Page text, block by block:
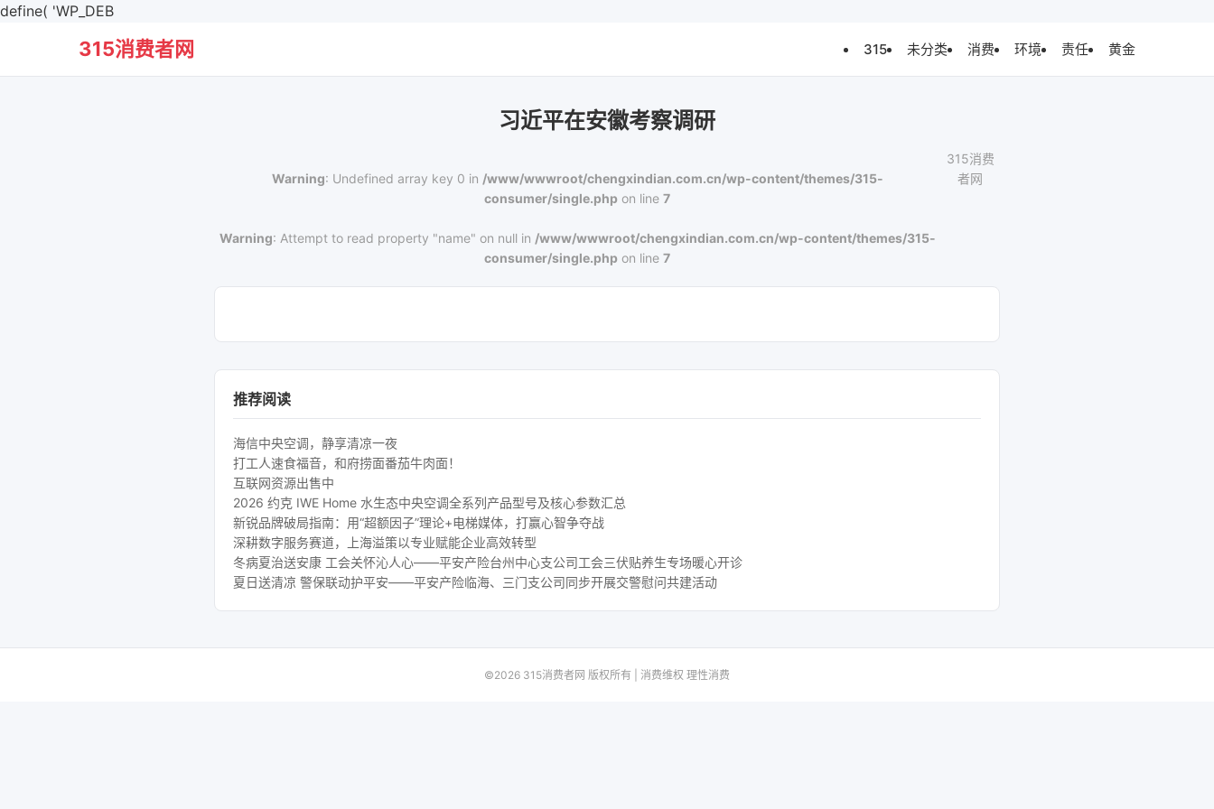
define( 'WP_DEB
315消费者网 315 未分类 消费 环境 责任 黄金
习近平在安徽考察调研
Warning: Undefined array key 0 in /www/wwwroot/chengxindian.com.cn/wp-content/themes/315-
consumer/single.php on line7
Warning: Attempt to read property "name" on null in /www/wwwroot/chengxindian.com.cn/wp-content/themes/315-
consumer/single.php on line7
315消费
者网
推荐阅读
海信中央空调，静享清凉一夜
打工人速食福音，和府捞面番茄牛肉面！
互联网资源出售中
2026 约克 IWE Home 水生态中央空调全系列产品型号及核心参数汇总
新锐品牌破局指南：用“超额因子”理论+电梯媒体，打赢心智争夺战
深耕数字服务赛道，上海溢策以专业赋能企业高效转型
冬病夏治送安康 工会关怀沁人心——平安产险台州中心支公司工会三伏贴养生专场暖心开诊
夏日送清凉 警保联动护平安——平安产险临海、三门支公司同步开展交警慰问共建活动
©2026 315消费者网 版权所有 | 消费维权 理性消费